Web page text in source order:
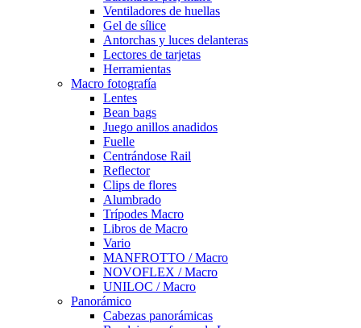
Ventiladores de huellas
Gel de sílice
Antorchas y luces delanteras
Lectores de tarjetas
Herramientas
Macro fotografía
Lentes
Bean bags
Juego anillos anadidos
Fuelle
Centrándose Rail
Reflector
Clips de flores
Alumbrado
Trípodes Macro
Libros de Macro
Vario
MANFROTTO / Macro
NOVOFLEX / Macro
UNILOC / Macro
Panorámico
Cabezas panorámicas